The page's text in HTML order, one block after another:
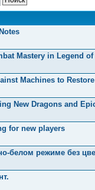
Mastery in Legend of
Machines to
New Dragons and
for new players
белом режиме без